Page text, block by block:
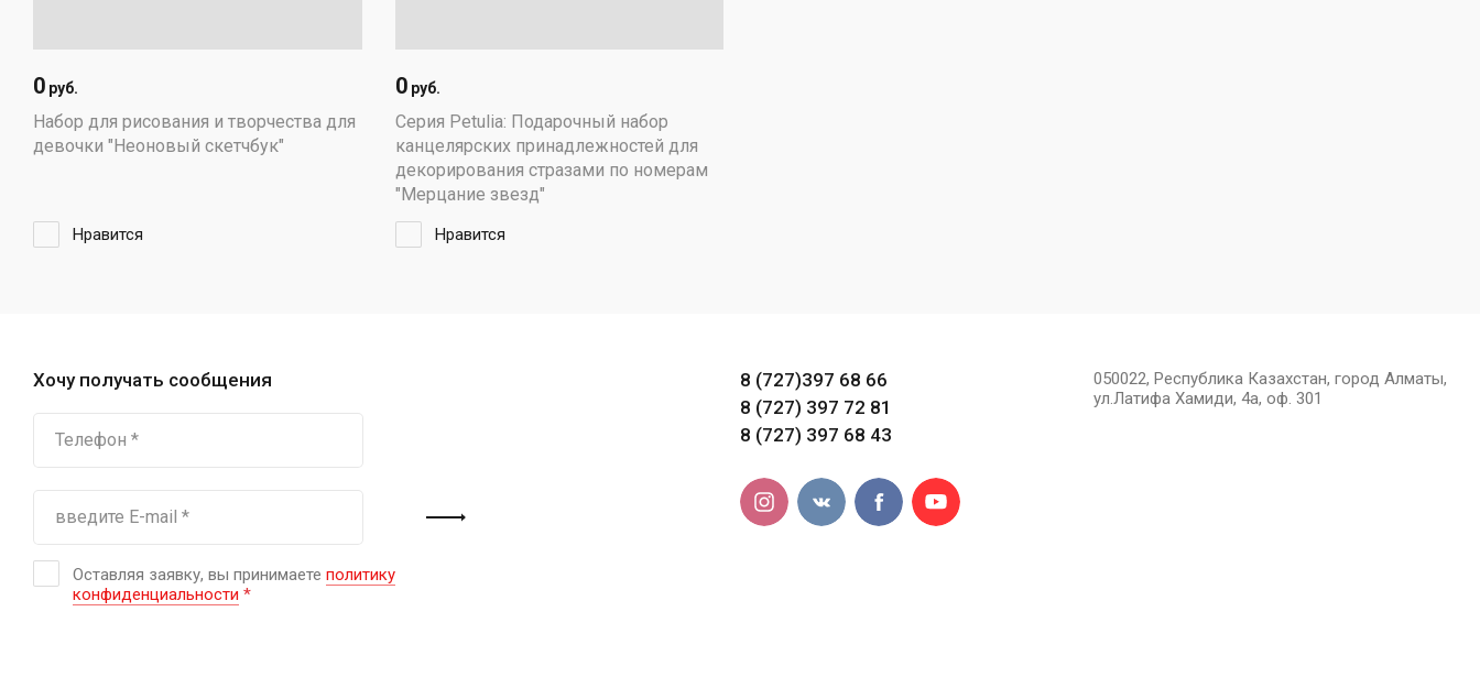
Набор для рисования и творчества для
девочки "Неоновый скетчбук"
0 руб.
Нравится
Серия Petulia: Подарочный набор
канцелярских принадлежностей для
декорирования стразами по номерам
"Мерцание звезд"
0руб.
Нравится
Хочу получать сообщения
Оставляя заявку, вы принимаете политику
конфиденциальности *
8 (727)397 68 66
8 (727) 397 72 81
8 (727) 397 68 43
050022, Республика Казахстан, город Алматы,
ул.Латифа Хамиди, 4а, оф. 301